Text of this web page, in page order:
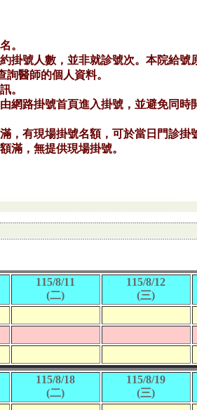
115/8/11
(二)
115/8/12
(三)
115/8/18
(二)
115/8/19
(三)